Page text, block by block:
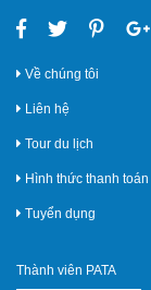
Về chúng tôi
Liên hệ
Tour du lịch
Hình thức thanh toán
Tuyển dụng
Thành viên PATA